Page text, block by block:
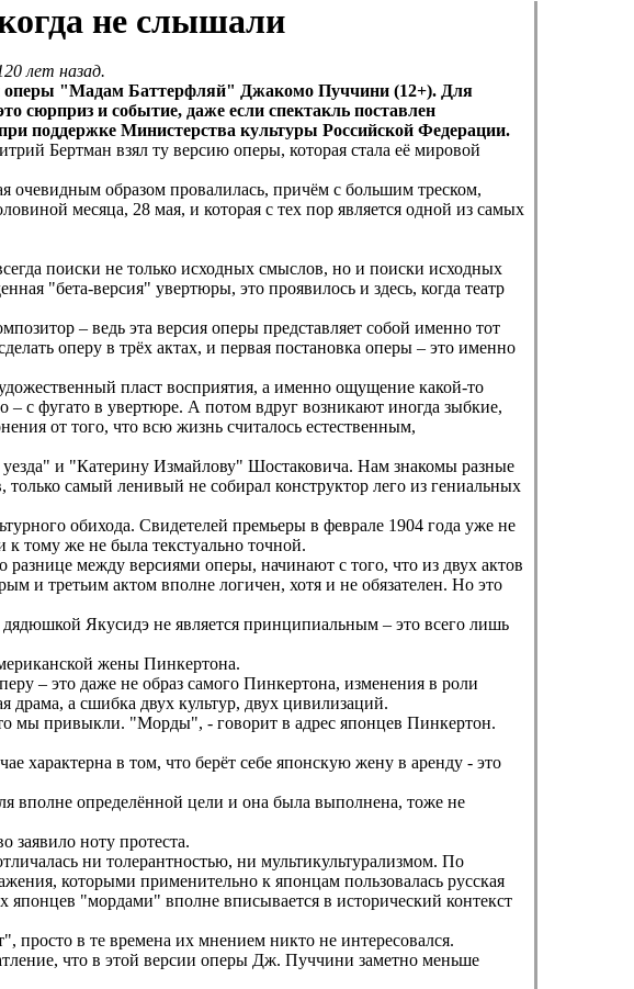
не слышали
лет назад.
оперы "Мадам Баттерфляй" Джакомо Пуччини (12+). Для
сюрприз и событие, даже если спектакль поставлен
поддержке Министерства культуры Российской Федерации.
Бертман взял ту версию оперы, которая стала её мировой
очевидным образом провалилась, причём с большим треском,
месяца, 28 мая, и которая с тех пор является одной из самых
поиски не только исходных смыслов, но и поиски исходных
"бета-версия" увертюры, это проявилось и здесь, когда театр
– ведь эта версия оперы представляет собой именно тот
оперу в трёх актах, и первая постановка оперы – это именно
пласт восприятия, а именно ощущение какой-то
– с фугато в увертюре. А потом вдруг возникают иногда зыбкие,
от того, что всю жизнь считалось естественным,
и "Катерину Измайлову" Шостаковича. Нам знакомы разные
самый ленивый не собирал конструктор лего из гениальных
обихода. Свидетелей премьеры в феврале 1904 года уже не
к тому же не была текстуально точной.
между версиями оперы, начинают с того, что из двух актов
и третьим актом вполне логичен, хотя и не обязателен. Но это
Якусидэ не является принципиальным – это всего лишь
жены Пинкертона.
– это даже не образ самого Пинкертона, изменения в роли
драма, а сшибка двух культур, двух цивилизаций.
мы привыкли. "Морды", - говорит в адрес японцев Пинкертон.
характерна в том, что берёт себе японскую жену в аренду - это
вполне определённой цели и она была выполнена, тоже не
заявило ноту протеста.
ни толерантностью, ни мультикультурализмом. По
которыми применительно к японцам пользовалась русская
"мордами" вполне вписывается в исторический контекст
просто в те времена их мнением никто не интересовался.
что в этой версии оперы Дж. Пуччини заметно меньше